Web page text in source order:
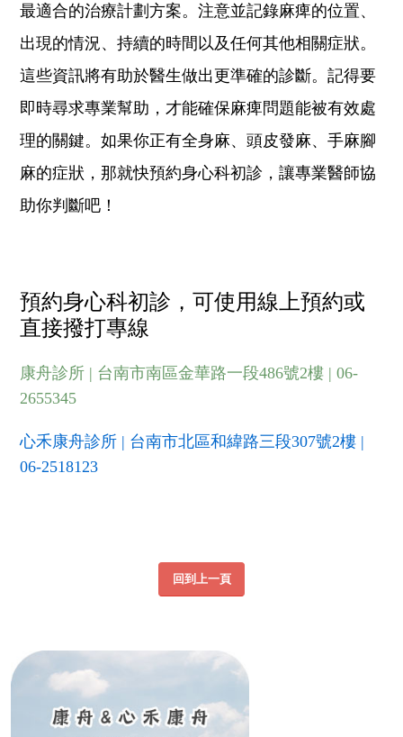
最適合的治療計劃方案。 注意並記錄麻痺的位置、
出現的情況、持續的時間以及任何其他相關症狀。
這些資訊將有助於醫生做出更準確的診斷。記得要
即時尋求專業幫助，才能確保麻痺問題能被有效處
理的關鍵。如果你正有全身麻、頭皮發麻、手麻腳
麻的症狀，那就快預約身心科初診，讓專業醫師協
助你判斷吧！
預約身心科初診，可使用線上預約或
直接撥打專線
康舟診所 | 台南市南區金華路一段486號2樓 | 06-
2655345
心禾康舟診所 | 台南市北區和緯路三段307號2樓 |
06-2518123